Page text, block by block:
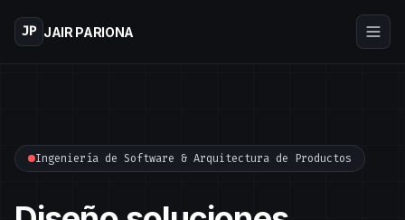
JP JAIR PARIONA
Ingeniería de Software & Arquitectura de Productos